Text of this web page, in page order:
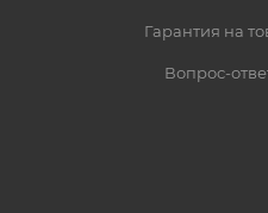
Гарантия на
Вопрос-